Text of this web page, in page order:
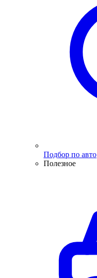
Подбор по авто
Полезное